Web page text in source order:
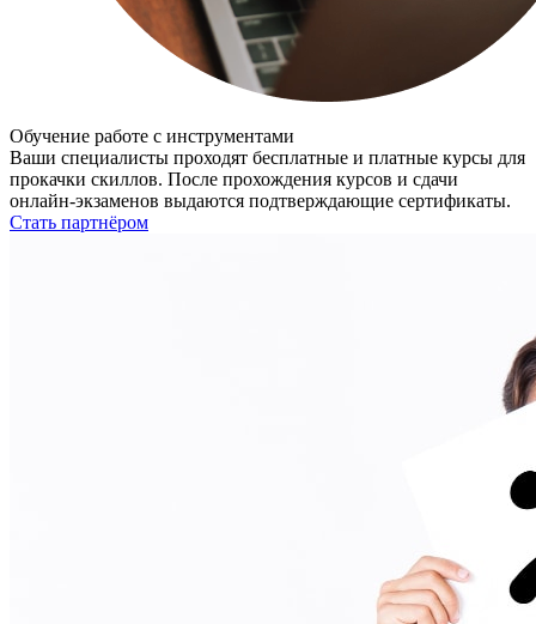
Обучение работе с инструментами
Ваши специалисты проходят бесплатные и платные курсы для
прокачки скиллов. После прохождения курсов и сдачи
онлайн-экзаменов выдаются подтверждающие сертификаты.
Стать партнёром